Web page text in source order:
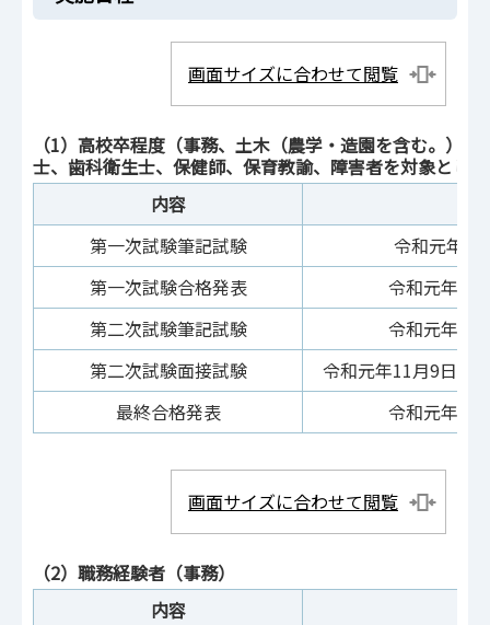
画面サイズに合わせて閲覧
（1）高校卒程度（事務、土木（農学・造園を含む。）
士、歯科衛生士、保健師、保育教諭、障害者を対象とし
内容
第一次試験筆記試験
令和元年9
第一次試験合格発表
令和元年10
第二次試験筆記試験
令和元年10
第二次試験面接試験
令和元年11月9日（
最終合格発表
令和元年11
画面サイズに合わせて閲覧
（2）職務経験者（事務）
内容